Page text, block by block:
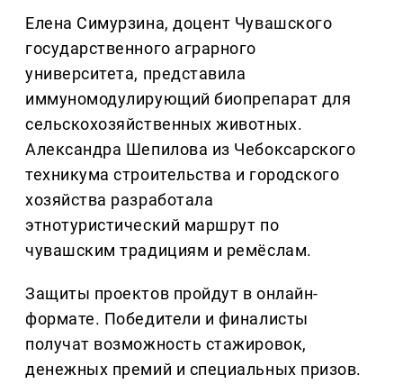
Елена Симурзина, доцент Чувашского
государственного аграрного
университета, представила
иммуномодулирующий биопрепарат для
сельскохозяйственных животных.
Александра Шепилова из Чебоксарского
техникума строительства и городского
хозяйства разработала
этнотуристический маршрут по
чувашским традициям и ремёслам.
Защиты проектов пройдут в онлайн-
формате. Победители и финалисты
получат возможность стажировок,
денежных премий и специальных призов.